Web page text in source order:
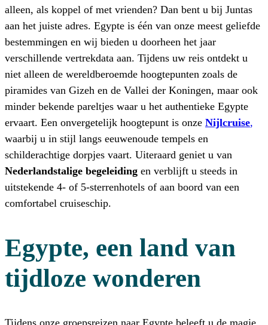
alleen, als koppel of met vrienden? Dan bent u bij Juntas
aan het juiste adres. Egypte is één van onze meest geliefde
bestemmingen en wij bieden u doorheen het jaar
verschillende vertrekdata aan. Tijdens uw reis ontdekt u
niet alleen de wereldberoemde hoogtepunten zoals de
piramides van Gizeh en de Vallei der Koningen, maar ook
minder bekende pareltjes waar u het authentieke Egypte
ervaart. Een onvergetelijk hoogtepunt is onze Nijlcruise,
waarbij u in stijl langs eeuwenoude tempels en
schilderachtige dorpjes vaart. Uiteraard geniet u van
Nederlandstalige begeleiding en verblijft u steeds in
uitstekende 4- of 5-sterrenhotels of aan boord van een
comfortabel cruiseschip.
Egypte, een land van
tijdloze wonderen
Tijdens onze groepsreizen naar Egypte beleeft u de magie